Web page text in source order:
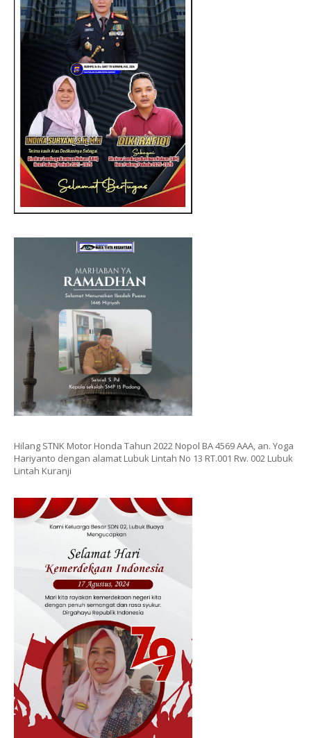
Hilang STNK Motor Honda Tahun 2022 Nopol BA 4569 AAA, an. Yoga
Hariyanto dengan alamat Lubuk Lintah No 13 RT.001 Rw. 002 Lubuk
Lintah Kuranji